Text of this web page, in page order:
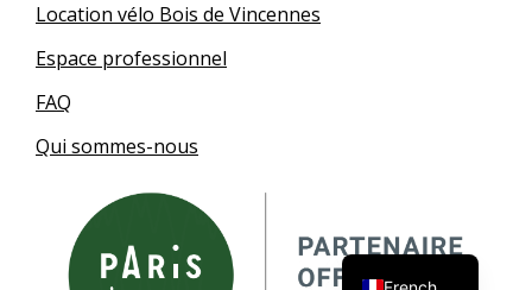
Location vélo Bois de Vincennes
Espace professionnel
FAQ
Qui sommes-nous
English